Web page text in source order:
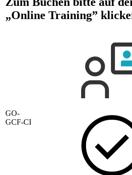
„Online Training”
GO-
GCF-CI